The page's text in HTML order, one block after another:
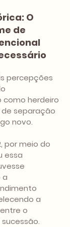
O
de
percepções
como herdeiro
separação
novo.
por meio do
essa
a
a
o